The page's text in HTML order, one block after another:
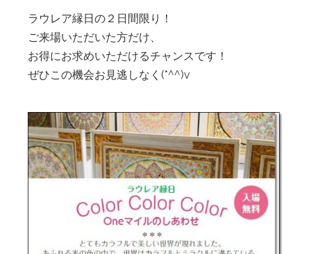
ラウレア縁日の２日間限り！
ご来場いただいた方だけ、
お得にお求めいただけるチャンスです！
ぜひこの機会お見逃しなく(*^^)v